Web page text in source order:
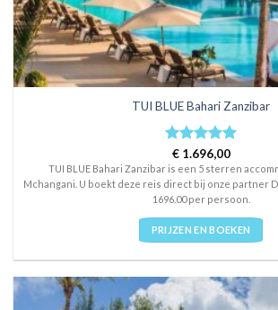
TUI BLUE Bahari Zanzibar
Rated5
out of 5
€1.696,00
TUI BLUE Bahari Zanzibar is een 5 sterren
Mchangani. U boekt deze reis direct bij onze partner
1696.00 per persoon.
PRIJZEN EN BOEKEN